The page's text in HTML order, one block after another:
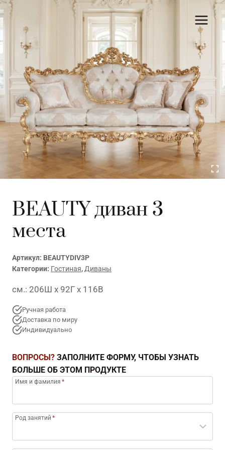
Перейти
к
контенту
BEAUTY диван 3
места
Артикул: BEAUTYDIV3P
Категории: Гостиная, Диваны
см.: 206Ш x 92Г x 116В
Ручная работа
Доставка по миру
Индивидуально
ВОПРОСЫ? ЗАПОЛНИТЕ ФОРМУ, ЧТОБЫ УЗНАТЬ
БОЛЬШЕ ОБ ЭТОМ ПРОДУКТЕ
Имя и фамилия *
Род занятий *